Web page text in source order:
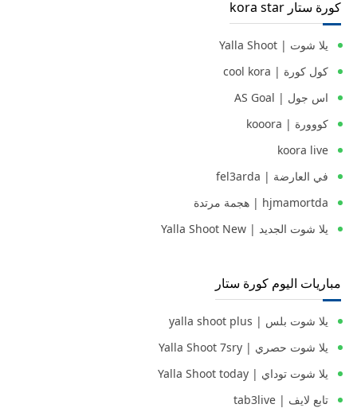
كورة ستار kora star
يلا شوت | Yalla Shoot
كول كورة | cool kora
اس جول | AS Goal
كووورة | kooora
koora live
في العارضة | fel3arda
hjmamortda | هجمة مرتدة
يلا شوت الجديد | Yalla Shoot New
مباريات اليوم كورة ستار
يلا شوت بلس | yalla shoot plus
يلا شوت حصري | Yalla Shoot 7sry
يلا شوت توداي | Yalla Shoot today
تابع لايف | tab3live